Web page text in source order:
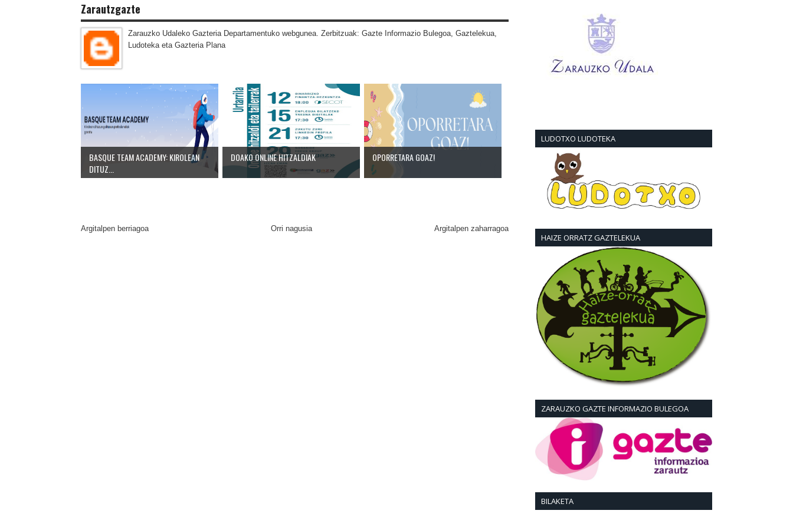
Zarautzgazte
Zarauzko Udaleko Gazteria Departamentuko webgunea. Zerbitzuak: Gazte Informazio Bulegoa, Gaztelekua,
Ludoteka eta Gazteria Plana
BASQUE TEAM ACADEMY: KIROLEAN
DITUZ...
DOAKO ONLINE HITZALDIAK OPORRETARA GOAZ!
Argitalpen berriagoa Argitalpen zaharragoa
Orri nagusia
LUDOTXO LUDOTEKA
HAIZE ORRATZ GAZTELEKUA
ZARAUZKO GAZTE INFORMAZIO BULEGOA
BILAKETA